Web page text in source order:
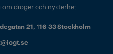
om droger och nykterhet
21, 116 33 Stockholm